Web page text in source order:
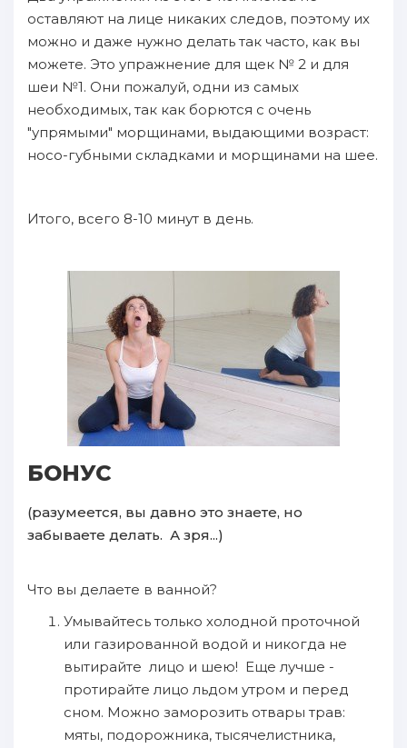
оставляют на лице никаких следов, поэтому их
можно и даже нужно делать так часто, как вы
можете. Это упражнение для щек № 2 и для
шеи №1. Они пожалуй, одни из самых
необходимых, так как борются с очень
"упрямыми" морщинами, выдающими возраст:
носо-губными складками и морщинами на шее.
Итого, всего 8-10 минут в день.
БОНУС
(разумеется, вы давно это знаете, но
забываете делать. А зря...)
Что вы делаете в ванной?
Умывайтесь только холодной проточной
или газированной водой и никогда не
вытирайте лицо и шею! Еще лучше -
протирайте лицо льдом утром и перед
сном. Можно заморозить отвары трав:
мяты, подорожника, тысячелистника,